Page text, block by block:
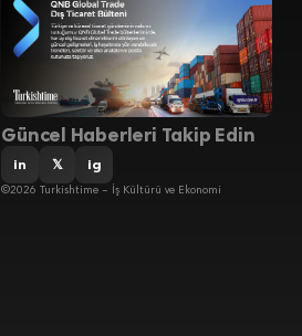
Güncel Haberleri Takip Edin
in 𝕏 ig
©2026 Turkishtime – İş Kültürü ve Ekonomi